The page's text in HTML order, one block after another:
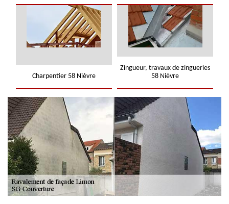
Charpentier 58 Nièvre
Zingueur, travaux de zingueries
58 Nièvre